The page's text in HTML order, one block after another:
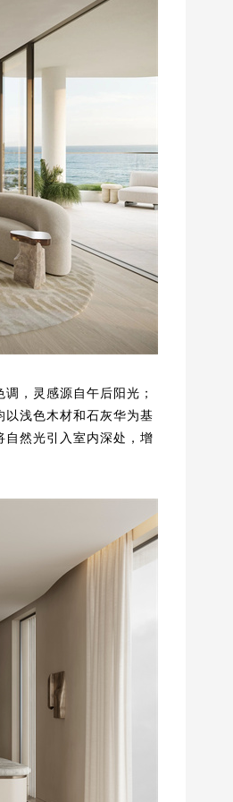
，灵感源自午后阳光；
浅色木材和石灰华为基
然光引入室内深处，增